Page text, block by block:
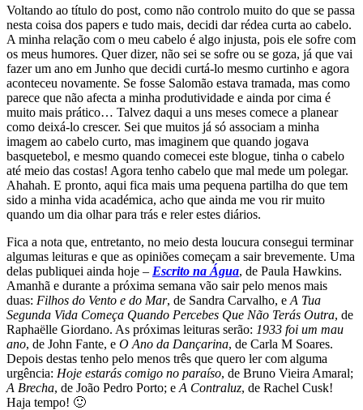
Voltando ao título do post, como não controlo muito do que se passa
nesta coisa dos papers e tudo mais, decidi dar rédea curta ao cabelo.
A minha relação com o meu cabelo é algo injusta, pois ele sofre com
os meus humores. Quer dizer, não sei se sofre ou se goza, já que vai
fazer um ano em Junho que decidi curtá-lo mesmo curtinho e agora
aconteceu novamente. Se fosse Salomão estava tramada, mas como
parece que não afecta a minha produtividade e ainda por cima é
muito mais prático… Talvez daqui a uns meses comece a planear
como deixá-lo crescer. Sei que muitos já só associam a minha
imagem ao cabelo curto, mas imaginem que quando jogava
basquetebol, e mesmo quando comecei este blogue, tinha o cabelo
até meio das costas! Agora tenho cabelo que mal mede um polegar.
Ahahah. E pronto, aqui fica mais uma pequena partilha do que tem
sido a minha vida académica, acho que ainda me vou rir muito
quando um dia olhar para trás e reler estes diários.
Fica a nota que, entretanto, no meio desta loucura consegui terminar
algumas leituras e que as opiniões começam a sair brevemente. Uma
delas publiquei ainda hoje – Escrito na Água, de Paula Hawkins.
Amanhã e durante a próxima semana vão sair pelo menos mais
duas: Filhos do Vento e do Mar, de Sandra Carvalho, e A Tua
Segunda Vida Começa Quando Percebes Que Não Terás Outra, de
Raphaëlle Giordano. As próximas leituras serão: 1933 foi um mau
ano, de John Fante, e O Ano da Dançarina, de Carla M Soares.
Depois destas tenho pelo menos três que quero ler com alguma
urgência: Hoje estarás comigo no paraíso, de Bruno Vieira Amaral;
A Brecha, de João Pedro Porto; e A Contraluz, de Rachel Cusk!
Haja tempo! 🙂